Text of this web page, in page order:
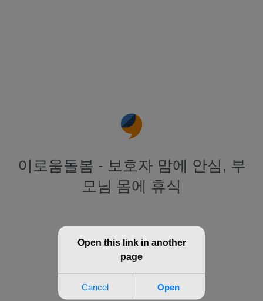
이로움돌봄 - 보호자 맘에 안심, 부
모님 몸에 휴식